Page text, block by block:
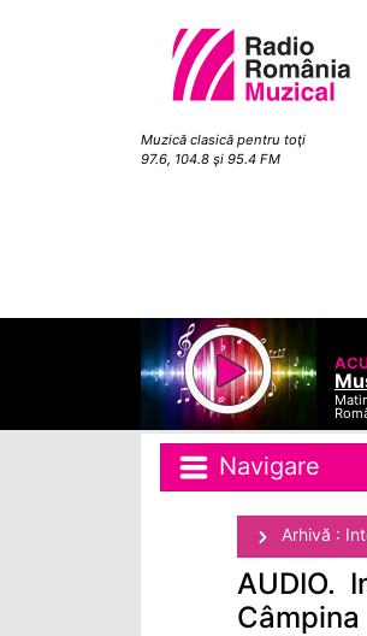
Muzică clasică pentru toţi
97.6, 104.8 şi 95.4 FM
Navigare
Arhivă :
AUDIO.
Câmpina